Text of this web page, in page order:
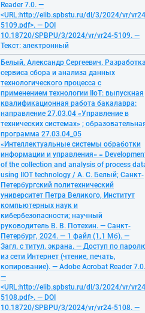
Reader 7.0. —
<URL:http://elib.spbstu.ru/dl/3/2024/vr/
5109.pdf>. — DOI
10.18720/SPBPU/3/2024/vr/vr24-5109. —
Текст: электронный
Белый, Александр Сергеевич.
сервиса сбора и анализа данных
технологического процесса с
применением технологии IIoT: выпускная
квалификационная работа бакалавра:
направление 27.03.04 «Управление в
технических системах» ;
программа 27.03.04_05
«Интеллектуальные системы обработки
информации и управления» =
of the collection and analysis of process
using IIOT technology / А. С. Белый; Санкт-
Петербургский политехнический
университет Петра Великого, Институт
компьютерных наук и
кибербезопасности; научный
руководитель В. В. Потехин. — Санкт-
Петербург, 2024. — 1 файл (1,1 Мб). —
Загл. с титул. экрана. — Доступ по
из сети Интернет (чтение, печать,
копирование). — Adobe Acrobat Reader 7.0.
—
<URL:http://elib.spbstu.ru/dl/3/2024/vr/
5108.pdf>. — DOI
10.18720/SPBPU/3/2024/vr/vr24-5108. —